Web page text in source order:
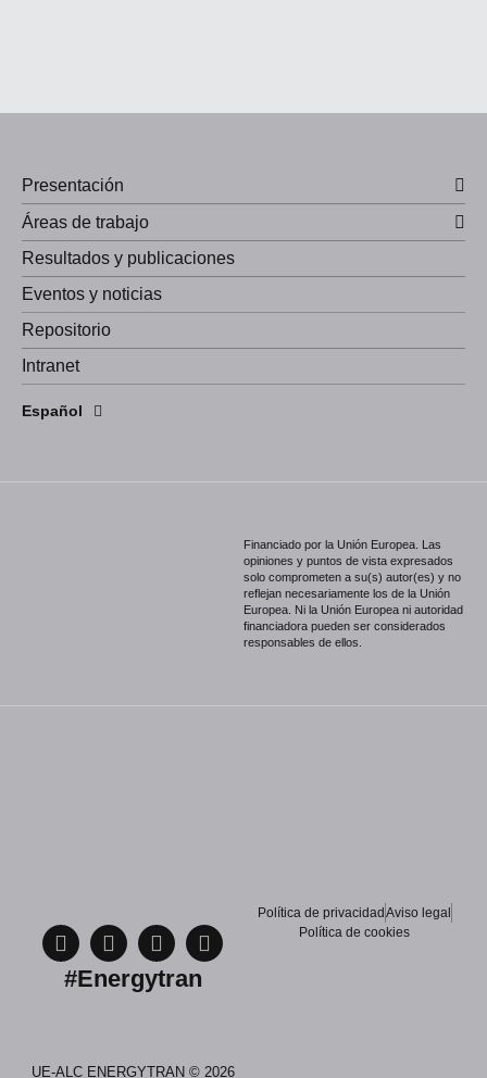
Presentación
Áreas de trabajo
Resultados y publicaciones
Eventos y noticias
Repositorio
Intranet
Español
English
Português
Financiado por la Unión Europea. Las
opiniones y puntos de vista expresados
solo comprometen a su(s) autor(es) y no
reflejan necesariamente los de la Unión
Europea. Ni la Unión Europea ni autoridad
financiadora pueden ser considerados
responsables de ellos.
#Energytran
UE-ALC ENERGYTRAN © 2026
Política de privacidadAviso legal
Política de cookies